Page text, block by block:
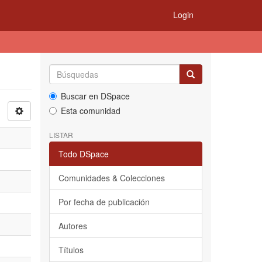
Login
Buscar en DSpace
Esta comunidad
LISTAR
Todo DSpace
Comunidades & Colecciones
Por fecha de publicación
Autores
Títulos